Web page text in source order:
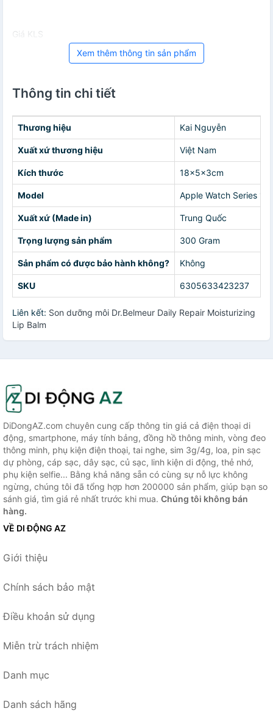
Giá KLS
Xem thêm thông tin sản phẩm
Thông tin chi tiết
Thương hiệu Kai Nguyễn
Xuất xứ thương hiệu Việt Nam
Kích thước 18x5x3cm
Model Apple Watch Series 1-
Xuất xứ (Made in) Trung Quốc
Trọng lượng sản phẩm 300 Gram
Sản phẩm có được bảo hành không? Không
SKU 6305633423237
Liên kết: Son dưỡng môi Dr.Belmeur Daily Repair Moisturizing
Lip Balm
DiDongAZ.com chuyên cung cấp thông tin giá cả điện thoại di
động, smartphone, máy tính bảng, đồng hồ thông minh, vòng đeo
thông minh, phụ kiện điện thoại, tai nghe, sim 3g/4g, loa, pin sạc
dự phòng, cáp sạc, dây sạc, củ sạc, linh kiện di động, thẻ nhớ,
phụ kiện selfie... Bằng khả năng sẵn có cùng sự nỗ lực không
ngừng, chúng tôi đã tổng hợp hơn 200000 sản phẩm, giúp bạn so
sánh giá, tìm giá rẻ nhất trước khi mua. Chúng tôi không bán
hàng.
VỀ DI ĐỘNG AZ
Giới thiệu
Chính sách bảo mật
Điều khoản sử dụng
Miễn trừ trách nhiệm
Danh mục
Danh sách hãng